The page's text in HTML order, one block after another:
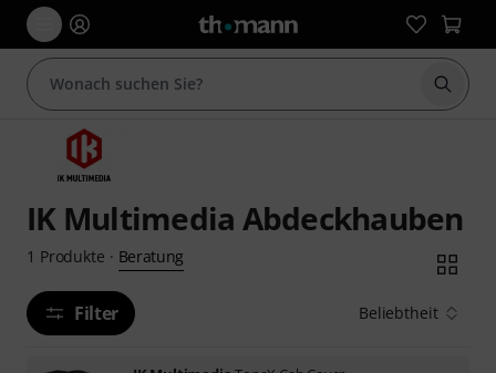
Suche
IK Multimedia Abdeckhauben
1 Produkte · Beratung
Filter Beliebtheit